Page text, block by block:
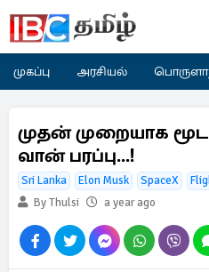
முகப்பு அரசியல்
முதன் முறையாக
வான் பரப்பு...!
Sri Lanka Elon Musk SpaceX
By Thulsi
a year ago